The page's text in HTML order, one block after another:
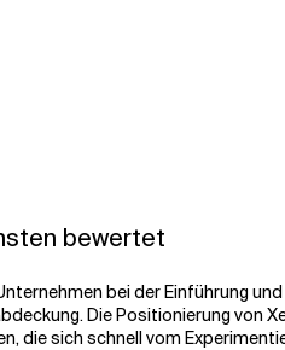
bewertet
bei der Einführung
Die Positionierung von
die sich schnell vom